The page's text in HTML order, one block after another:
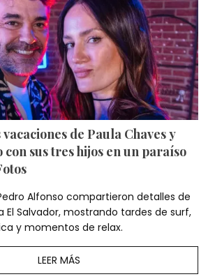
de Paula Chaves y
sus tres hijos en un paraíso
Alfonso compartieron detalles de
El Salvador, mostrando tardes de surf,
y momentos de relax.
LEER MÁS